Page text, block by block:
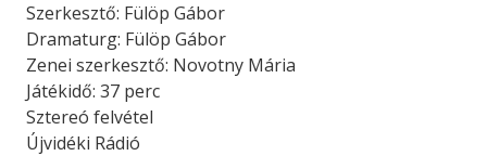
Szerkesztő: Fülöp Gábor
Dramaturg: Fülöp Gábor
Zenei szerkesztő: Novotny Mária
Játékidő: 37 perc
Sztereó felvétel
Újvidéki Rádió